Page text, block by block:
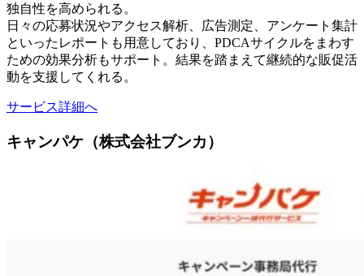
独自性を高められる。
日々の応募状況やアクセス解析、広告測定、アンケート集計
といったレポートも用意しており、PDCAサイクルをまわす
ための効果分析もサポート。結果を踏まえて継続的な販促活
動を支援してくれる。
サービス詳細へ
キャンパケ（株式会社ブンカ）